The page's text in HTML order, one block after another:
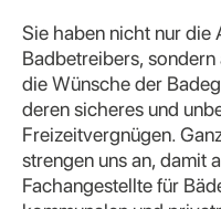
Sie haben nicht nur die
Badbetreibers,
die Wünsche der
deren sicheres und
Freizeitvergnügen.
strengen uns an, damit
Fachangestellte für